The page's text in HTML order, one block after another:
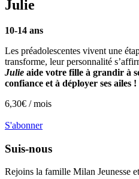
Julie
10-14 ans
Les préadolescentes vivent une
transforme, leur personnalité
Julie aide votre fille à grandir à
confiance et à déployer ses ailes !
6,30€ /mois
S'abonner
Suis-nous
Rejoins la famille Milan Jeunesse